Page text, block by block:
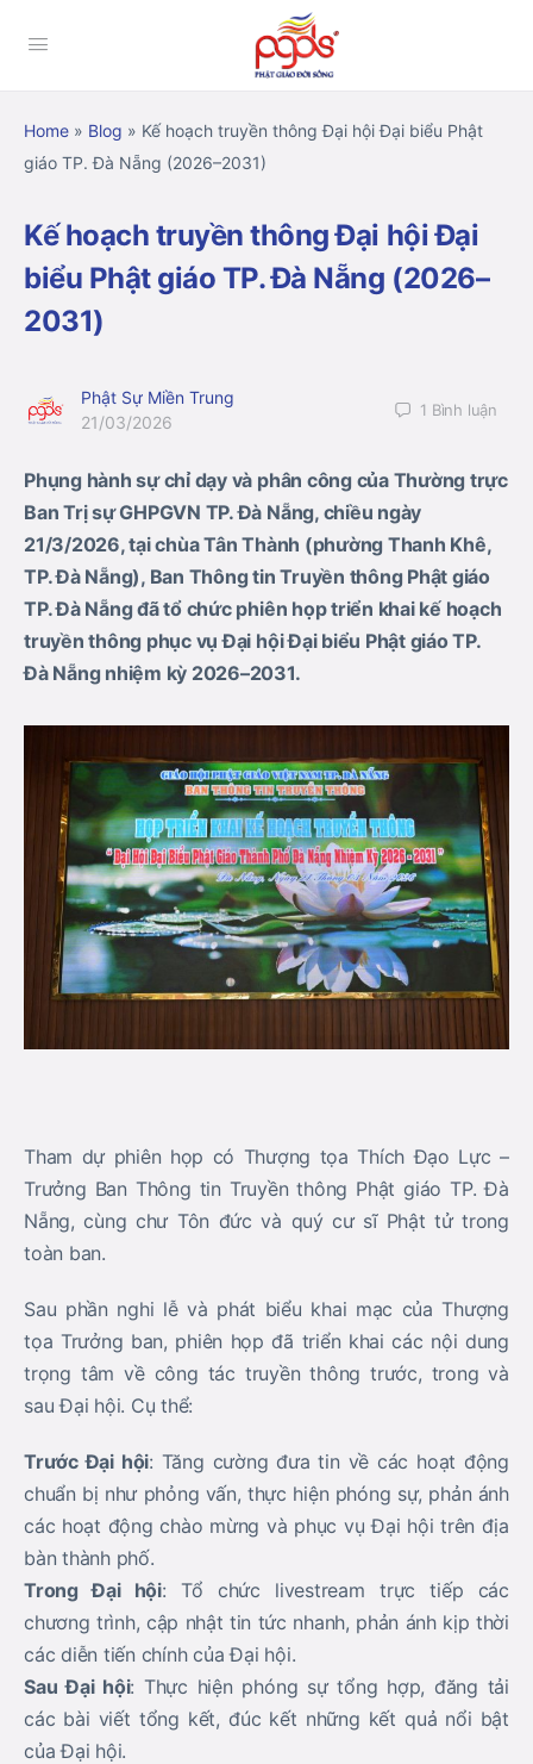
Home » Blog » Kế hoạch truyền thông Đại hội Đại biểu Phật
giáo TP. Đà Nẵng (2026–2031)
Kế hoạch truyền thông Đại hội Đại
biểu Phật giáo TP. Đà Nẵng (2026–
2031)
Phật Sự Miền Trung
21/03/2026
1 Bình luận
Phụng hành sự chỉ dạy và phân công của Thường trực
Ban Trị sự GHPGVN TP. Đà Nẵng, chiều ngày
21/3/2026, tại chùa Tân Thành (phường Thanh Khê,
TP. Đà Nẵng), Ban Thông tin Truyền thông Phật giáo
TP. Đà Nẵng đã tổ chức phiên họp triển khai kế hoạch
truyền thông phục vụ Đại hội Đại biểu Phật giáo TP.
Đà Nẵng nhiệm kỳ 2026–2031.
Tham dự phiên họp có Thượng tọa Thích Đạo Lực –
Trưởng Ban Thông tin Truyền thông Phật giáo TP. Đà
Nẵng, cùng chư Tôn đức và quý cư sĩ Phật tử trong
toàn ban.
Sau phần nghi lễ và phát biểu khai mạc của Thượng
tọa Trưởng ban, phiên họp đã triển khai các nội dung
trọng tâm về công tác truyền thông trước, trong và
sau Đại hội. Cụ thể:
Trước Đại hội: Tăng cường đưa tin về các hoạt động
chuẩn bị như phỏng vấn, thực hiện phóng sự, phản ánh
các hoạt động chào mừng và phục vụ Đại hội trên địa
bàn thành phố.
Trong Đại hội: Tổ chức livestream trực tiếp các
chương trình, cập nhật tin tức nhanh, phản ánh kịp thời
các diễn tiến chính của Đại hội.
Sau Đại hội: Thực hiện phóng sự tổng hợp, đăng tải
các bài viết tổng kết, đúc kết những kết quả nổi bật
của Đại hội.